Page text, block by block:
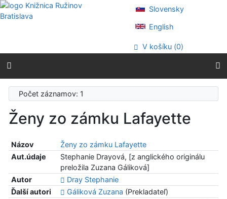
Prejsť na obsah
Prejsť na menu
Prehlásenie o webovej prístupnosti
Slovensky
English
V košíku (0)
Počet záznamov: 1
Ženy zo zámku Lafayette
Názov
Ženy zo zámku Lafayette
Aut.údaje
Stephanie Drayová, [z anglického originálu
preložila Zuzana Gáliková]
Autor
Dray Stephanie
Ďalší autori
Gáliková Zuzana (Prekladateľ)